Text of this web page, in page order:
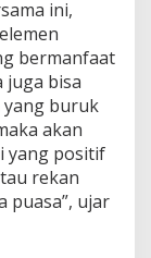
ini,
bermanfaat
juga bisa
yang buruk
akan
yang positif
rekan
puasa”, ujar